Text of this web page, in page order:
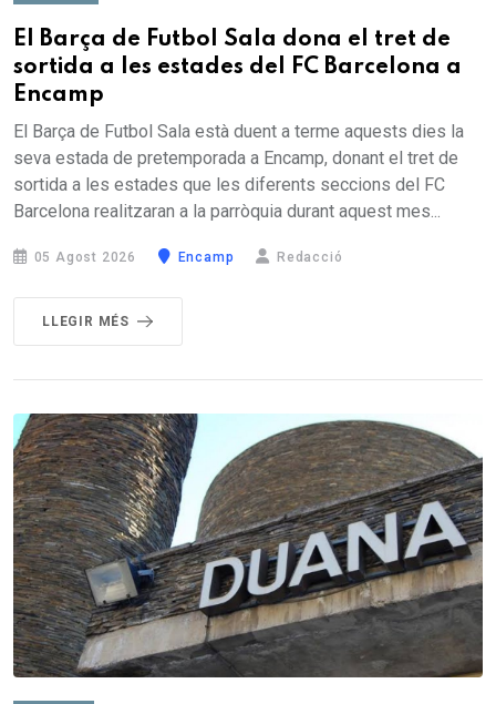
El Barça de Futbol Sala dona el tret de
sortida a les estades del FC Barcelona a
Encamp
El Barça de Futbol Sala està duent a terme aquests dies la
seva estada de pretemporada a Encamp, donant el tret de
sortida a les estades que les diferents seccions del FC
Barcelona realitzaran a la parròquia durant aquest mes...
05 Agost 2026 Encamp Redacció
LLEGIR MÉS